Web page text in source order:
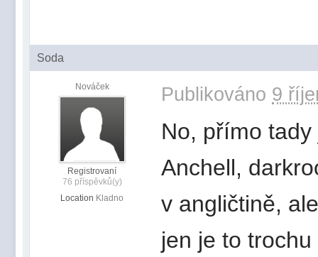
Soda
Nováček
Registrovaní
76 příspěvků(y)
Location Kladno
Publikováno 9
No, přímo
Anchell,
v angličtině,
jen je to